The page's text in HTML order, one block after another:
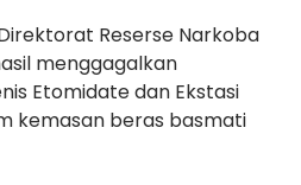
Reserse Narkoba
menggagalkan
Etomidate dan Ekstasi
kemasan beras basmati